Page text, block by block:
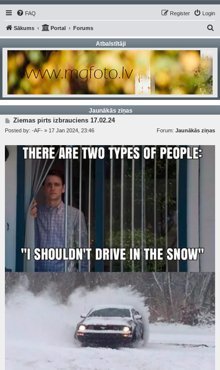
FAQ Login
Register
Sākums Portal Forums
e
Atbalstītāji
Jaunākās ziņas
P
s
Ziemas pirts izbrauciens 17.02.24
Posted by: -AF- » 17 Jan 2024, 23:46 Forum: Jaunākās ziņas